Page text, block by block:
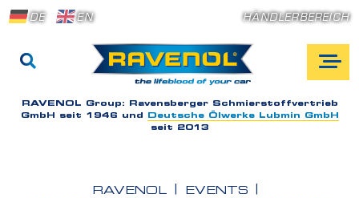
DE EN HÄNDLERBEREICH
RAVENOL Group: Ravensberger Schmierstoffvertrieb
GmbH seit 1946 und
Deutsche Ölwerke Lubmin GmbH
seit 2013
RAVENOL
EVENTS